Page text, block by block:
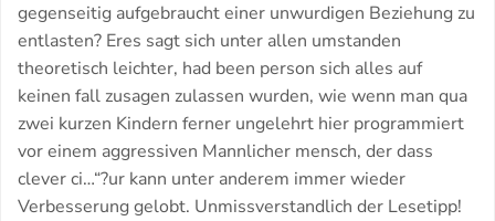
gegenseitig aufgebraucht einer unwurdigen Beziehung zu
entlasten? Eres sagt sich unter allen umstanden
theoretisch leichter, had been person sich alles auf
keinen fall zusagen zulassen wurden, wie wenn man qua
zwei kurzen Kindern ferner ungelehrt hier programmiert
vor einem aggressiven Mannlicher mensch, der dass
clever ci…“?ur kann unter anderem immer wieder
Verbesserung gelobt. Unmissverstandlich der Lesetipp!